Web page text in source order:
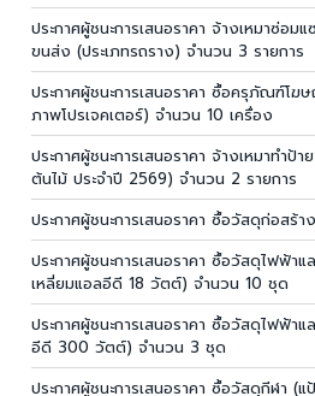
ประกาศผู้ชนะการเสนอราคา จ้างเหมาซ่อม
ขนส่ง (ประเภทรถราง) จำนวน 3 รายการ
ประกาศผู้ชนะการเสนอราคา ซื้อครุภัณฑ์โฆ
ภาพโปรเจคเตอร์) จำนวน 10 เครื่อง
ประกาศผู้ชนะการเสนอราคา จ้างเหมาทำ
ต้นไม้ ประจำปี 2569) จำนวน 2 รายการ
ประกาศผู้ชนะการเสนอราคา ซื้อวัสดุก่อสร้
ประกาศผู้ชนะการเสนอราคา ซื้อวัสดุไฟฟ้า
เหลี่ยมแอลอีดี 18 วัตต์) จำนวน 10 ชุด
ประกาศผู้ชนะการเสนอราคา ซื้อวัสดุไฟฟ้า
อีดี 300 วัตต์) จำนวน 3 ชุด
ประกาศผู้ชนะการเสนอราคา ซื้อวัสดุกีฬา (